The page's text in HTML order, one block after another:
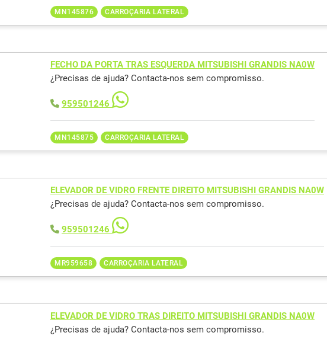
MN145876 CARROÇARIA LATERAL
FECHO DA PORTA TRAS ESQUERDA MITSUBISHI GRANDIS NA0W
¿Precisas de ajuda? Contacta-nos sem compromisso.
959501246
MN145875 CARROÇARIA LATERAL
ELEVADOR DE VIDRO FRENTE DIREITO MITSUBISHI GRANDIS NA0W
¿Precisas de ajuda? Contacta-nos sem compromisso.
959501246
MR959658 CARROÇARIA LATERAL
ELEVADOR DE VIDRO TRAS DIREITO MITSUBISHI GRANDIS NA0W
¿Precisas de ajuda? Contacta-nos sem compromisso.